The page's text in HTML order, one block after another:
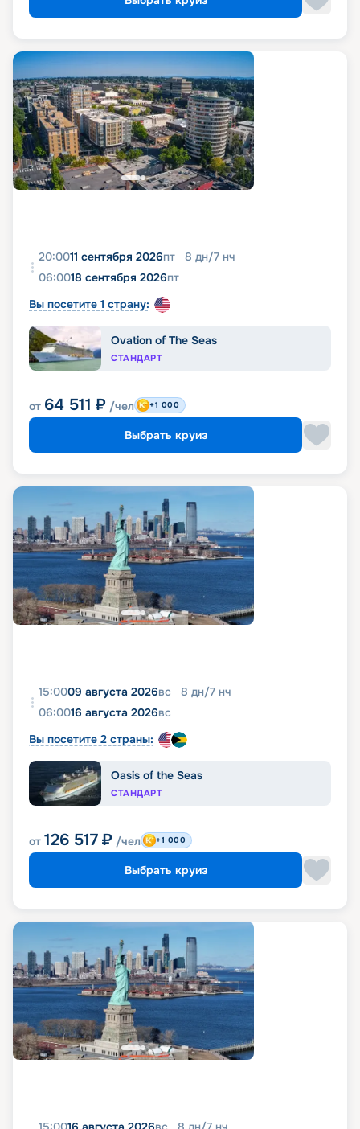
20:0011 сентября 2026пт 8 дн/7 нч
06:0018 сентября 2026пт
Вы посетите 1 страну:
Ovation of The Seas
СТАНДАРТ
от 64 511 ₽ /чел +1 000
Выбрать круиз
15:0009 августа 2026вс 8 дн/7 нч
06:0016 августа 2026вс
Вы посетите 2 страны:
Oasis of the Seas
СТАНДАРТ
от 126 517 ₽ /чел +1 000
Выбрать круиз